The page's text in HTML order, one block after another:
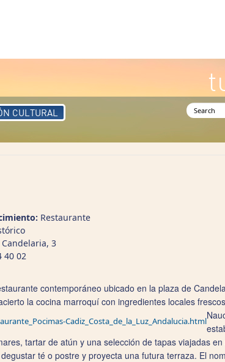
CULTURAL
Restaurante
Candelaria, 3
40 02
Cadiz_Costa_de_la_Luz_Andalucia.html
contemporáneo ubicado en la plaza de
la cocina marroquí con ingredientes locales
tartar de atún y una selección de tapas viajadas
té o postre y proyecta una futura terraza. El